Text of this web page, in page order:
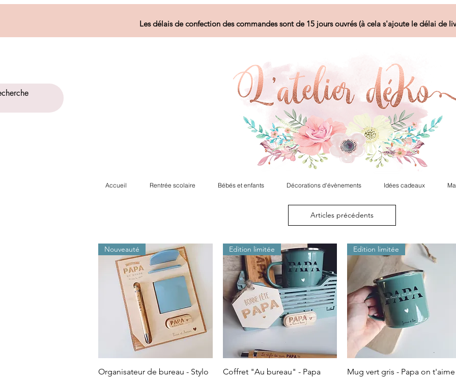
Les délais de confection des commandes sont de 15 jours ouvrés (à cela s'ajoute le délai de
Accueil Rentrée scolaire Bébés et enfants Décorations d'évènements Idées cadeaux
Articles précédents
Aperçu rapide
Nouveauté
Organisateur de bureau - Stylo
Aperçu rapide
Edition limitée
Coffret "Au bureau" - Papa
Aperçu rapide
Edition limitée
Mug vert gris - Papa on t'aime